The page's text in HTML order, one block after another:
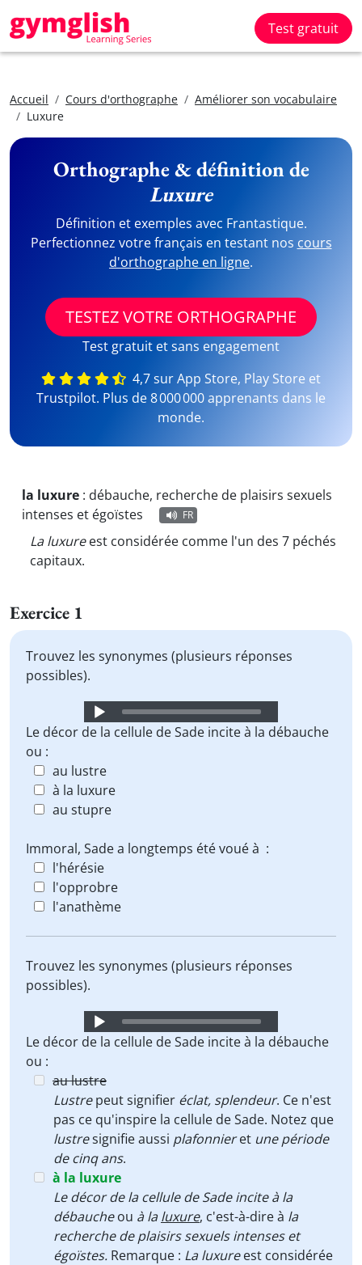
Test gratuit
Accueil Cours d'orthographe
Améliorer son vocabulaire
Luxure
Orthographe & définition de
Luxure
Définition et exemples avec Frantastique.
Perfectionnez votre français en testant nos cours
d'orthographe en ligne.
TESTEZ VOTRE ORTHOGRAPHE
Test gratuit et sans engagement
4,7 sur App Store, Play Store et
Trustpilot. Plus de 8 000 000 apprenants dans le
monde.
la luxure : débauche, recherche de plaisirs sexuels
intenses et égoïstes
FR
La luxureest considérée comme l'un des 7 péchés
capitaux.
Exercice 1
Trouvez les synonymes (plusieurs réponses
possibles).
Audio
Player
Le décor de la cellule de Sade incite à la débauche
ou :
au lustre
à la luxure
au stupre
Immoral, Sade a longtemps été voué à :
l'hérésie
l'opprobre
l'anathème
Trouvez les synonymes (plusieurs réponses
possibles).
Audio
Player
Le décor de la cellule de Sade incite à la débauche
ou :
au lustre
Lustrepeut signifier éclat, splendeur. Ce n'est
pas ce qu'inspire la cellule de Sade. Notez que
lustresignifie aussi plafonnieret une période
de cinq ans.
à la luxure
Le décor de la cellule de Sade incite à la
débaucheou à laluxure, c'est-à-dire à la
recherche de plaisirs sexuels intenses et
égoïstes. Remarque : La luxureest considérée